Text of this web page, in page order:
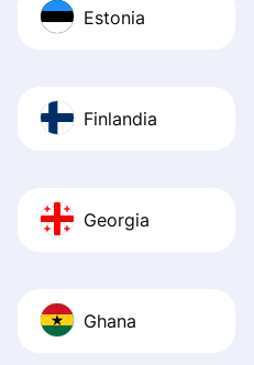
Estonia
Finlandia
Georgia
Ghana